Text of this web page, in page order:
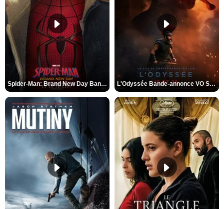
Spider-Man: Brand New Day Bande-annonce VO STFR L'Odyssée Bande-annonce VO STFR